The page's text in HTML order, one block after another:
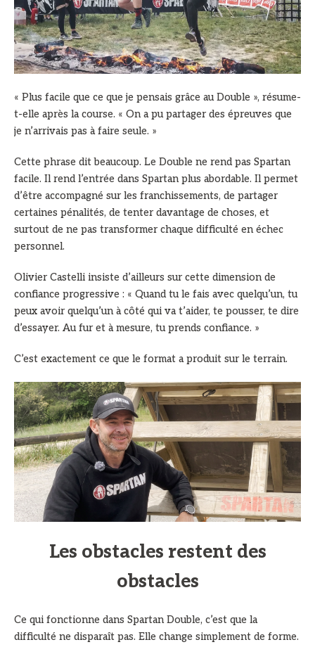
« Plus facile que ce que je pensais grâce au Double », résume-
t-elle après la course. « On a pu partager des épreuves que
je n’arrivais pas à faire seule. »
Cette phrase dit beaucoup. Le Double ne rend pas Spartan
facile. Il rend l’entrée dans Spartan plus abordable. Il permet
d’être accompagné sur les franchissements, de partager
certaines pénalités, de tenter davantage de choses, et
surtout de ne pas transformer chaque difficulté en échec
personnel.
Olivier Castelli insiste d’ailleurs sur cette dimension de
confiance progressive : « Quand tu le fais avec quelqu’un, tu
peux avoir quelqu’un à côté qui va t’aider, te pousser, te dire
d’essayer. Au fur et à mesure, tu prends confiance. »
C’est exactement ce que le format a produit sur le terrain.
Les obstacles restent des
obstacles
Ce qui fonctionne dans Spartan Double, c’est que la
difficulté ne disparaît pas. Elle change simplement de forme.